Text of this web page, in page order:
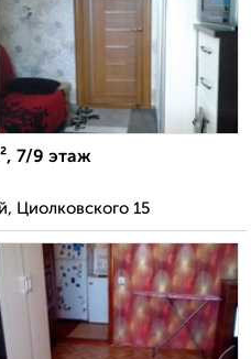
7/9 этаж
Циолковского 15